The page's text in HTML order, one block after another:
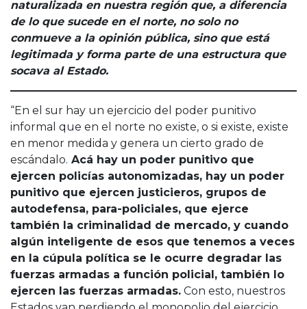
naturalizada en nuestra región que, a diferencia
de lo que sucede en el norte, no solo no
conmueve a la opinión pública, sino que está
legitimada y forma parte de una estructura que
socava al Estado.
“En el sur hay un ejercicio del poder punitivo
informal que en el norte no existe, o si existe, existe
en menor medida y genera un cierto grado de
escándalo. Acá hay un poder punitivo que
ejercen policías autonomizadas, hay un poder
punitivo que ejercen justicieros, grupos de
autodefensa, para-policiales, que ejerce
también la criminalidad de mercado, y cuando
algún inteligente de esos que tenemos a veces
en la cúpula política se le ocurre degradar las
fuerzas armadas a función policial, también lo
ejercen las fuerzas armadas. Con esto, nuestros